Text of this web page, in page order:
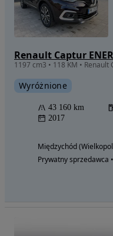
1197 cm3 • 118 KM •
Wyróżnione
43 160 km
2017
Międzychód
Prywatny sprzedawca